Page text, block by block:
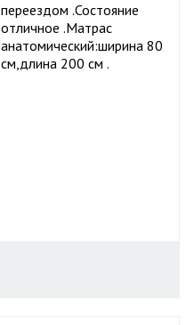
переездом .Состояние
отличное .Матрас
анатомический:ширина 80
см,длина 200 см .